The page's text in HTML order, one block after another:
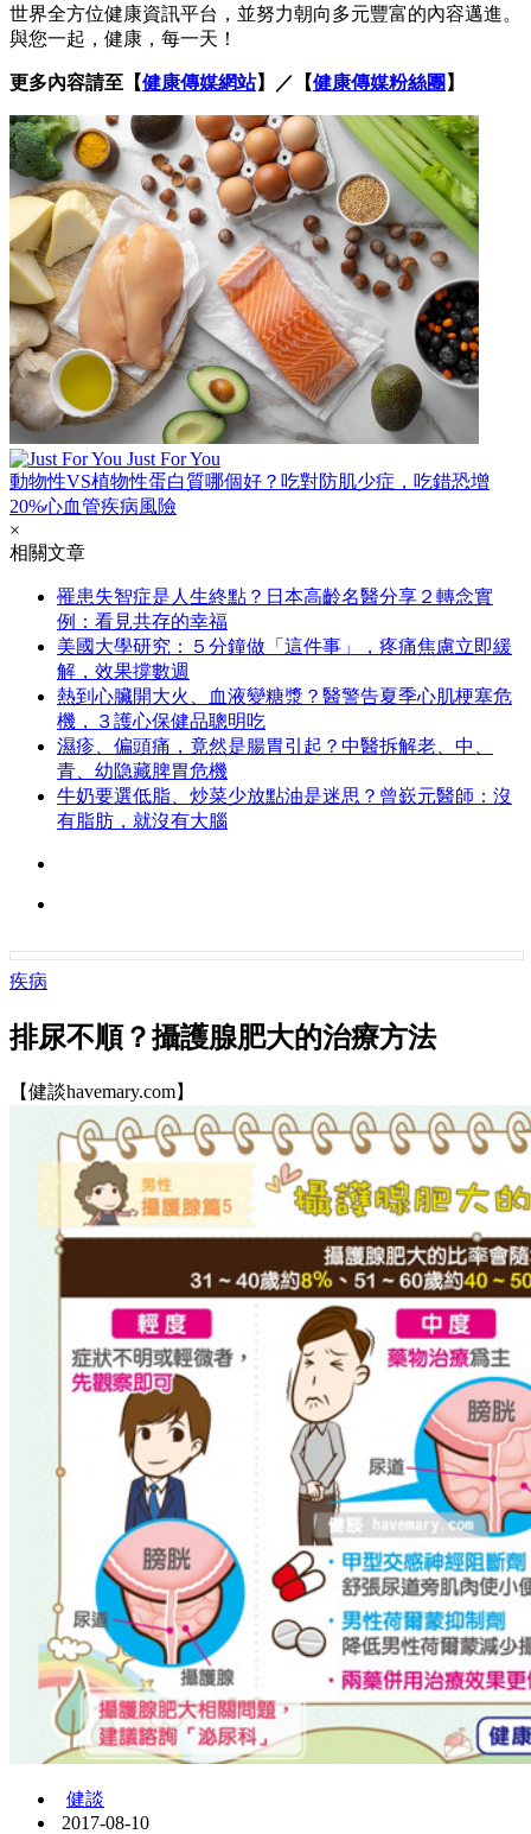
世界全方位健康資訊平台，並努力朝向多元豐富的內容邁進。
與您一起，健康，每一天！
更多內容請至【健康傳媒網站】／【健康傳媒粉絲團 】
Just For You
動物性VS植物性蛋白質哪個好？吃對防肌少症，吃錯恐增
20%心血管疾病風險
×
相關文章
罹患失智症是人生終點？日本高齡名醫分享２轉念實
例：看見共存的幸福
美國大學研究：５分鐘做「這件事」，疼痛焦慮立即緩
解，效果撐數週
熱到心臟開大火、血液變糖漿？醫警告夏季心肌梗塞危
機，３護心保健品聰明吃
濕疹、偏頭痛，竟然是腸胃引起？中醫拆解老、中、
青、幼隐藏脾胃危機
牛奶要選低脂、炒菜少放點油是迷思？曾嶔元醫師：沒
有脂肪，就沒有大腦
疾病
排尿不順？攝護腺肥大的治療方法
【健談havemary.com】
健談
2017-08-10